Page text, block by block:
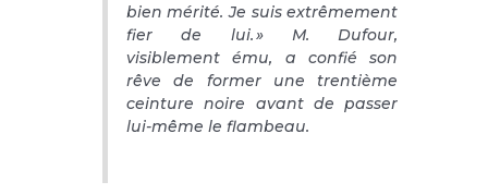
bien mérité. Je suis extrêmement
fier de lui. » M. Dufour,
visiblement ému, a confié son
rêve de former une trentième
ceinture noire avant de passer
lui-même le flambeau.